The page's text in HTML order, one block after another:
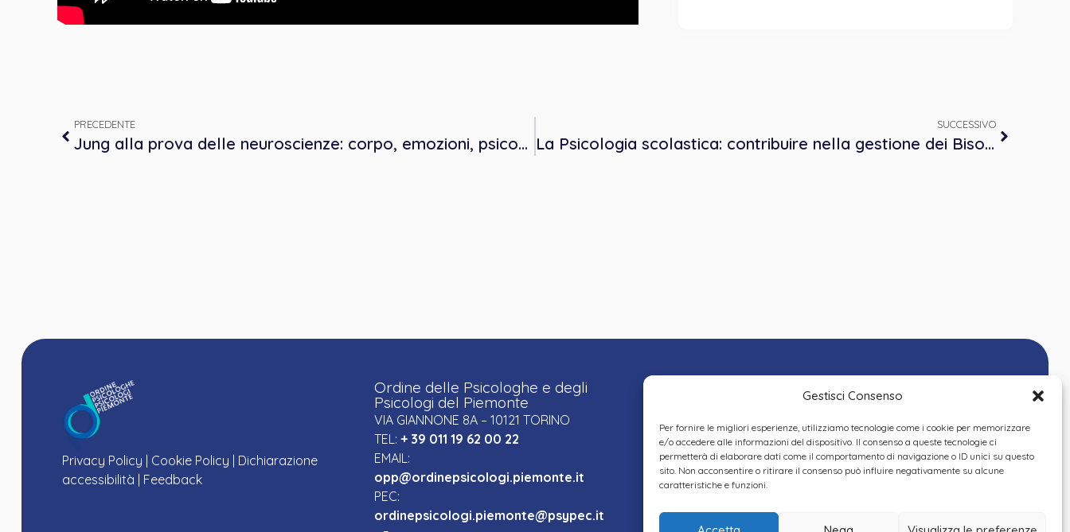
Gestisci Consenso
Per fornire le migliori esperienze, utilizziamo tecnologie come i cookie per memorizzare
e/o accedere alle informazioni del dispositivo. Il consenso a queste tecnologie ci
permetterà di elaborare dati come il comportamento di navigazione o ID unici su questo
sito. Non acconsentire o ritirare il consenso può influire negativamente su alcune
caratteristiche e funzioni.
PRECEDENTE
Jung alla prova delle neuroscienze: corpo, emozioni, psicopatologia, clinica
SUCCESSIVO
La Psicologia scolastica: contribuire nella gestione dei Bisogni Educativi Speciali tra Scuola e i Servizi Sanitari ed Educativi – Corso FAD accreditato ECM
Privacy Policy | Cookie Policy | Dichiarazione
accessibilità | Feedback
Ordine delle Psicologhe e degli
Psicologi del Piemonte
VIA GIANNONE 8A – 10121 TORINO
TEL: + 39 011 19 62 00 22
EMAIL:
opp@ordinepsicologi.piemonte.it
PEC:
ordinepsicologi.piemonte@psypec.it